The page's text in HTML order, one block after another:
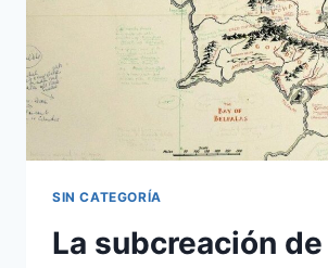
SIN CATEGORÍA
La subcreación de